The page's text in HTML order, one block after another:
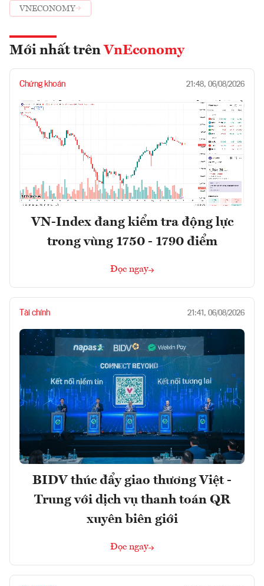
VNECONOMY
Mới nhất trên VnEconomy
Chứng khoán 21:48, 06/08/2026
VN-Index đang kiểm tra động lực
trong vùng 1750 - 1790 điểm
Đọc ngay
Tài chính 21:41, 06/08/2026
BIDV thúc đẩy giao thương Việt -
Trung với dịch vụ thanh toán QR
xuyên biên giới
Đọc ngay